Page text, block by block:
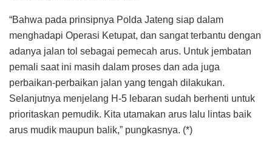
“Bahwa pada prinsipnya Polda Jateng siap dalam
menghadapi Operasi Ketupat, dan sangat terbantu dengan
adanya jalan tol sebagai pemecah arus. Untuk jembatan
pemali saat ini masih dalam proses dan ada juga
perbaikan-perbaikan jalan yang tengah dilakukan.
Selanjutnya menjelang H-5 lebaran sudah berhenti untuk
prioritaskan pemudik. Kita utamakan arus lalu lintas baik
arus mudik maupun balik,” pungkasnya. (*)